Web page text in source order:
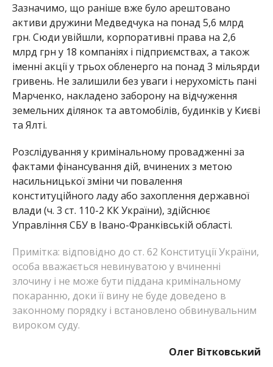
Зазначимо, що раніше вже було арештовано
активи дружини Медведчука на понад 5,6 млрд
грн. Сюди увійшли, корпоративні права на 2,6
млрд грн у 18 компаніях і підприємствах, а також
іменні акції у трьох обленерго на понад 3 мільярди
гривень. Не залишили без уваги і нерухомість пані
Марченко, накладено заборону на відчуження
земельних ділянок та автомобілів, будинків у Києві
та Ялті.
Розслідування у кримінальному провадженні за
фактами фінансування дій, вчинених з метою
насильницької зміни чи повалення
конституційного ладу або захоплення державної
влади (ч. 3 ст. 110-2 КК України), здійснює
Управління СБУ в Івано-Франківській області.
Примітка: відповідно до ст. 62 Конституції України,
особа вважається невинуватою у вчиненні
злочину і не може бути піддана кримінальному
покаранню, доки її вину не буде доведено в
законному порядку і встановлено обвинувальним
вироком суду.
Олег Вітковський